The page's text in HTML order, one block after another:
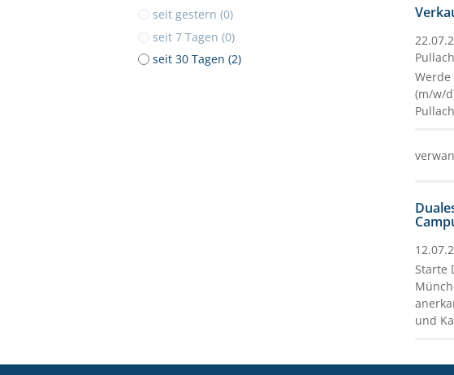
seit gestern (0)
seit 7 Tagen (0)
seit 30 Tagen (2)
(m/w/
Starte
und